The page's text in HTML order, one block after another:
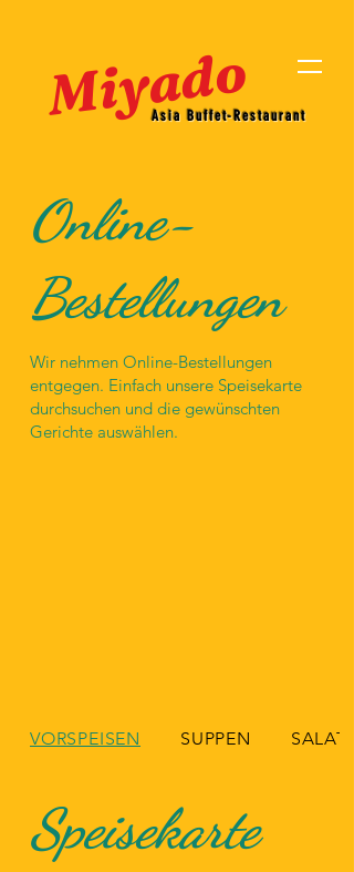
Miyado
Asia Buffet-Restaurant
Online-
Bestellungen
Wir nehmen Online-Bestellungen
entgegen. Einfach unsere Speisekarte
durchsuchen und die gewünschten
Gerichte auswählen.
Speisekarte
VORSPEISEN SUPPEN SALAT